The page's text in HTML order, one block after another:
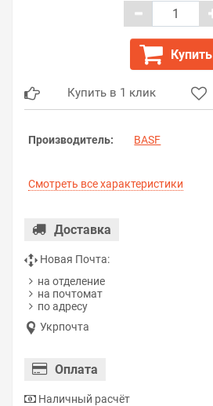
Купить
Купить в 1 клик
Производитель: BASF
Смотреть все характеристики
Доставка
Новая Почта:
на отделение
на почтомат
по адресу
Укрпочта
Оплата
Наличный расчёт